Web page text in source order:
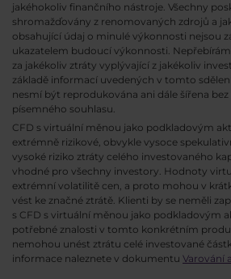
jakéhokoliv finančního nástroje. Všechny
shromažďovány z renomovaných zdrojů a
obsahující údaj o minulé výkonnosti nejsou
ukazatelem budoucí výkonnosti.
za jakékoliv ztráty vyplývající z jakékoliv
základě informací uvedených v tomto
nesmí být reprodukována ani dále šířena
písemného souhlasu.
CFD s virtuální měnou jako podkladovým
extrémně rizikové, obvykle vysoce
vysoké riziko ztráty celého investovaného
vhodné pro všechny investory. Hodnoty
extrémní volatilitě cen, a proto mohou v
vést ke značné ztrátě. Klienti by se neměli
s CFD s virtuální měnou jako podkladovým
potřebné znalosti v tomto konkrétním
nemohou unést ztrátu celé investované
informace naleznete v dokumentu Varování